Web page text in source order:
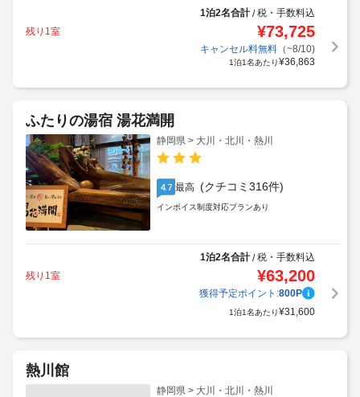
1泊2名合計/税・手数料込
残り1室
¥73,725
キャンセル料無料（~8/10)
1泊1名あたり¥36,863
ふたりの湯宿 湯花満開
静岡県 > 大川・北川・熱川
4.7 最高 (クチコミ316件)
インボイス制度対応プランあり
1泊2名合計/税・手数料込
残り1室
¥63,200
獲得予定ポイント:800P
1泊1名あたり¥31,600
熱川館
静岡県 > 大川・北川・熱川